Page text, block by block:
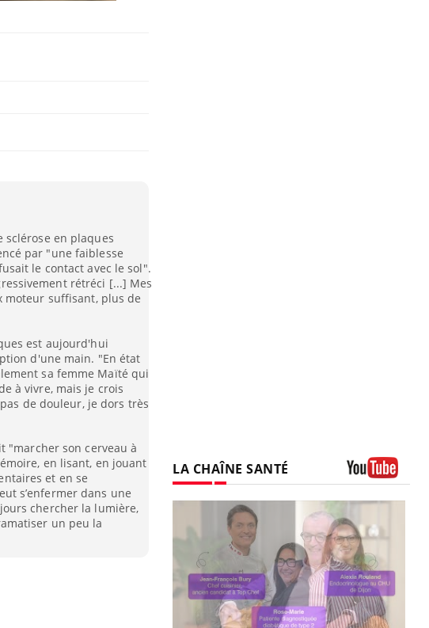
sclérose en plaques
par "une faiblesse
le contact avec le sol".
rétréci [...] Mes
moteur suffisant, plus de
est aujourd'hui
d'une main. "En état
sa femme Maïté qui
à vivre, mais je crois
pas de douleur, je dors très
"marcher son cerveau à
en lisant, en jouant
et en se
s’enfermer dans une
chercher la lumière,
un peu la
LA CHAÎNE SANTÉ